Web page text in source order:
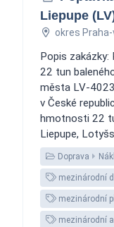
Liepupe
okres
Popis
22 tun
města LV-
v České
hmotnosti 22
Liepupe,
Doprava
mezinárodní
mezinárodní
mezinárodní